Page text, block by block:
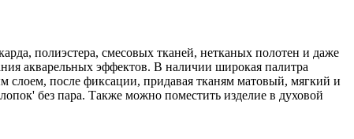
полиэстера, смесовых тканей, нетканых полотен и даже
акварельных эффектов. В наличии широкая палитра
слоем, после фиксации, придавая тканям матовый, мягкий и
без пара. Также можно поместить изделие в духовой